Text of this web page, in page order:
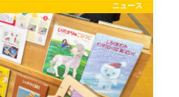
ニュース